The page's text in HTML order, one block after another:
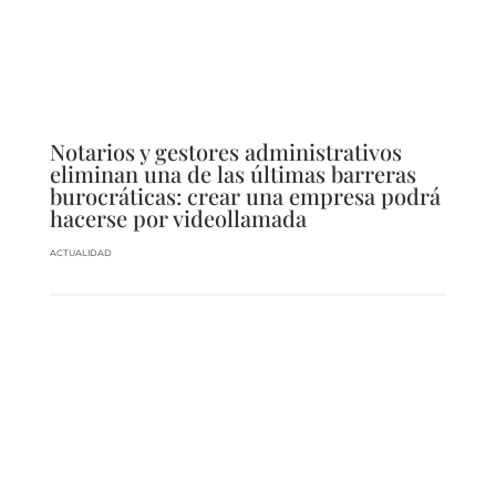
Notarios y gestores administrativos
eliminan una de las últimas barreras
burocráticas: crear una empresa podrá
hacerse por videollamada
ACTUALIDAD